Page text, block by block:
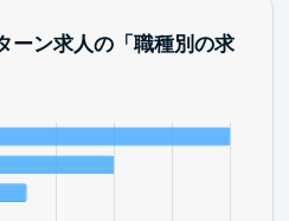
ーン求人の「職種別の求